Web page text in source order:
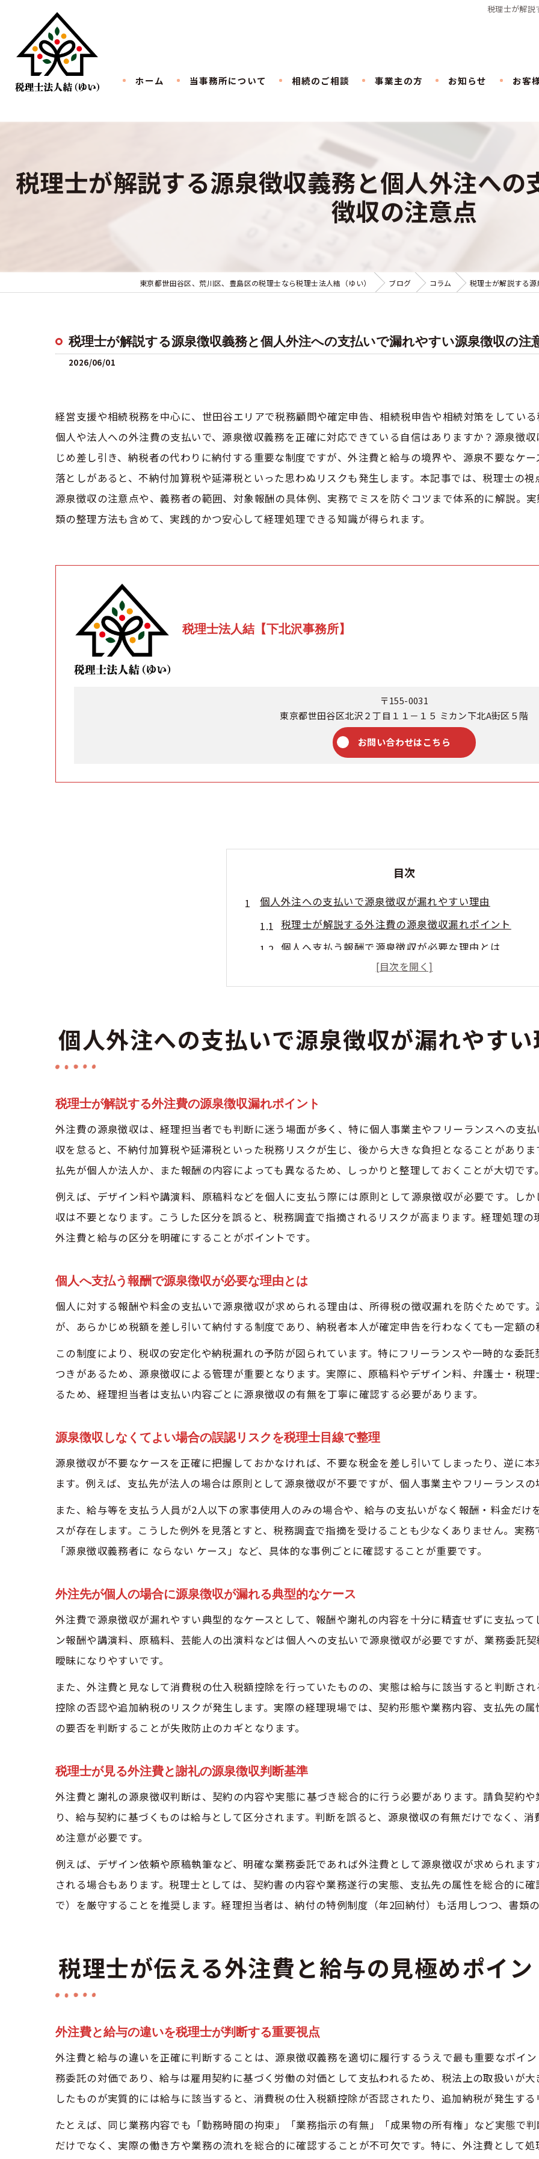
税理士が解説
ホーム 当事務所について 相続のご相談 事業主の方 お知らせ お客
税理士が解説する源泉徴収義務と個人外注への
徴収の注意点
東京都世田谷区、荒川区、豊島区の税理士なら税理士法人結（ゆい） ブログ コラム 税理士が解説する
税理士が解説する源泉徴収義務と個人外注への支払いで漏れやすい源泉徴収の注
2026/06/01
経営支援や相続税務を中心に、世田谷エリアで税務顧問や確定申告、相続税申告や相続対策をしている
個人や法人への外注費の支払いで、源泉徴収義務を正確に対応できている自信はありますか？源泉徴
じめ差し引き、納税者の代わりに納付する重要な制度ですが、外注費と給与の境界や、源泉不要なケ
落としがあると、不納付加算税や延滞税といった思わぬリスクも発生します。本記事では、税理士の
源泉徴収の注意点や、義務者の範囲、対象報酬の具体例、実務でミスを防ぐコツまで体系的に解説。
類の整理方法も含めて、実践的かつ安心して経理処理できる知識が得られます。
税理士法人結【下北沢事務所】
〒155-0031
東京都世田谷区北沢２丁目１１－１５ ミカン下北A街区５階
お問い合わせはこちら
目次
個人外注への支払いで源泉徴収が漏れやすい理由
税理士が解説する外注費の源泉徴収漏れポイント
個人へ支払う報酬で源泉徴収が必要な理由とは
源泉徴収しなくてよい場合の誤認リスクを税理士目線
税理士が伝える外注費と給与の見極めポイント
実態で判断する外注費と給与の分かれ目を税理士が解説
税理士がアドバイスする外注の報酬区分と証憑整理
外注費として処理する場合の源泉徴収義務の有無
源泉徴収義務を正しく果たすための基礎知識
税理士が語る源泉徴収義務者の範囲とポイント
個人と法人に対する支払い時の源泉徴収の基準
源泉徴収義務を怠った場合の税理士目線リスク解説
源泉徴収義務違反が税務調査で指摘される流れ
法人支払い時に源泉徴収が不要となる根拠とは
税理士が解説する法人への支払いと源泉徴収不要の理
源泉徴収が法人支払いで原則不要となる仕組み
法人への外注費が源泉徴収不要となる場合の判断基準
個人と法人で異なる源泉徴収の取り扱いを確認
外注費で源泉徴収し忘れた際の税務対応を解説
納付期限や特例申請の実務ポイント総まとめ
納付の特例申請を活用する際の実務注意点
支払調書と源泉徴収納付を正しく行うポイント
源泉徴収納付の遅延が招く税務上のリスクを解説
個人外注への支払いで源泉徴収が漏れやすい
税理士が解説する外注費の源泉徴収漏れポイント
外注費の源泉徴収は、経理担当者でも判断に迷う場面が多く、特に個人事業主やフリーランスへの支
収を怠ると、不納付加算税や延滞税といった税務リスクが生じ、後から大きな負担となることがあり
払先が個人か法人か、また報酬の内容によっても異なるため、しっかりと整理しておくことが大切です。
例えば、デザイン料や講演料、原稿料などを個人に支払う際には原則として源泉徴収が必要です。し
収は不要となります。こうした区分を誤ると、税務調査で指摘されるリスクが高まります。経理処理の
外注費と給与の区分を明確にすることがポイントです。
個人へ支払う報酬で源泉徴収が必要な理由とは
個人に対する報酬や料金の支払いで源泉徴収が求められる理由は、所得税の徴収漏れを防ぐためです
が、あらかじめ税額を差し引いて納付する制度であり、納税者本人が確定申告を行わなくても一定額の
この制度により、税収の安定化や納税漏れの予防が図られています。特にフリーランスや一時的な委
つきがあるため、源泉徴収による管理が重要となります。実際に、原稿料やデザイン料、弁護士・税
るため、経理担当者は支払い内容ごとに源泉徴収の有無を丁寧に確認する必要があります。
源泉徴収しなくてよい場合の誤認リスクを税理士目線で整理
源泉徴収が不要なケースを正確に把握しておかなければ、不要な税金を差し引いてしまったり、逆に
ます。例えば、支払先が法人の場合は原則として源泉徴収が不要ですが、個人事業主やフリーランスの
また、給与等を支払う人員が2人以下の家事使用人のみの場合や、給与の支払いがなく報酬・料金だ
スが存在します。こうした例外を見落とすと、税務調査で指摘を受けることも少なくありません。実
「源泉徴収義務者に ならない ケース」など、具体的な事例ごとに確認することが重要です。
外注先が個人の場合に源泉徴収が漏れる典型的なケース
外注費で源泉徴収が漏れやすい典型的なケースとして、報酬や謝礼の内容を十分に精査せずに支払っ
ン報酬や講演料、原稿料、芸能人の出演料などは個人への支払いで源泉徴収が必要ですが、業務委託
曖昧になりやすいです。
また、外注費と見なして消費税の仕入税額控除を行っていたものの、実態は給与に該当すると判断さ
控除の否認や追加納税のリスクが発生します。実際の経理現場では、契約形態や業務内容、支払先の
の要否を判断することが失敗防止のカギとなります。
税理士が見る外注費と謝礼の源泉徴収判断基準
外注費と謝礼の源泉徴収判断は、契約の内容や実態に基づき総合的に行う必要があります。請負契約
り、給与契約に基づくものは給与として区分されます。判断を誤ると、源泉徴収の有無だけでなく、
め注意が必要です。
例えば、デザイン依頼や原稿執筆など、明確な業務委託であれば外注費として源泉徴収が求められま
される場合もあります。税理士としては、契約書の内容や業務遂行の実態、支払先の属性を総合的に
で）を厳守することを推奨します。経理担当者は、納付の特例制度（年2回納付）も活用しつつ、書類
税理士が伝える外注費と給与の見極めポイン
外注費と給与の違いを税理士が判断する重要視点
外注費と給与の違いを正確に判断することは、源泉徴収義務を適切に履行するうえで最も重要なポイ
務委託の対価であり、給与は雇用契約に基づく労働の対価として支払われるため、税法上の取扱いが
したものが実質的には給与に該当すると、消費税の仕入税額控除が否認されたり、追加納税が発生する
たとえば、同じ業務内容でも「勤務時間の拘束」「業務指示の有無」「成果物の所有権」など実態で
だけでなく、実際の働き方や業務の流れを総合的に確認することが不可欠です。特に、外注費として
お問い合わせはこちら
お問い合わせはこちら